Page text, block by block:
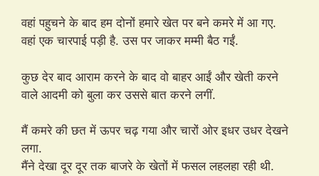
वहां पहुचने के बाद हम दोनों हमारे खेत पर बने कमरे में आ गए.
वहां एक चारपाई पड़ी है. उस पर जाकर मम्मी बैठ गईं.
कुछ देर बाद आराम करने के बाद वो बाहर आईं और खेती करने
वाले आदमी को बुला कर उससे बात करने लगीं.
मैं कमरे की छत में ऊपर चढ़ गया और चारों ओर इधर उधर देखने
लगा.
मैंने देखा दूर दूर तक बाजरे के खेतों में फसल लहलहा रही थी.